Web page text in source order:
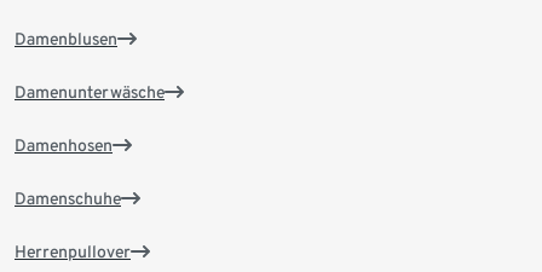
Damenblusen
Damenunterwäsche
Damenhosen
Damenschuhe
Herrenpullover